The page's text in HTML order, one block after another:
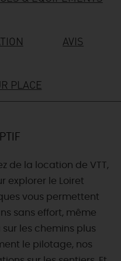
AVIS
PLACE
de la location de VTT,
explorer le Loiret
vous permettent
sans effort, même
les chemins plus
le pilotage, nos